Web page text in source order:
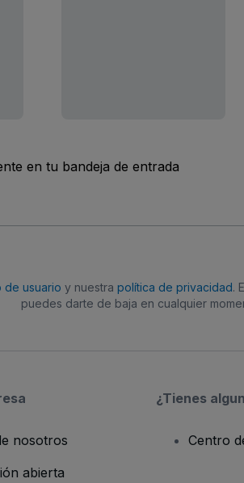
en tu bandeja de entrada
de usuario y nuestra política de privacidad.
puedes darte de baja en cualquier
nosotros
abierta
¿Tienes
Centro